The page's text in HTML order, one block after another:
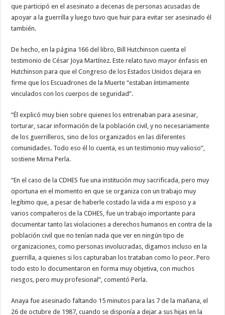
que participó en el asesinato a decenas de personas acusadas de
apoyar a la guerrilla y luego tuvo que huir para evitar ser asesinado él
también.
De hecho, en la página 166 del libro, Bill Hutchinson cuenta el
testimonio de César Joya Martínez. Este relato tuvo mayor énfasis en
Hutchinson para que el Congreso de los Estados Unidos dejara en
firme que los Escuadrones de la Muerte “estaban íntimamente
vinculados con los cuerpos de seguridad”.
“Él explicó muy bien sobre quienes los entrenaban para asesinar,
torturar, sacar información de la población civil, y no necesariamente
de los guerrilleros, sino de los organizados en las diferentes
comunidades. Todo eso él lo cuenta, es un testimonio muy valioso”,
sostiene Mirna Perla.
“En el caso de la CDHES fue una institución muy sacrificada, pero muy
oportuna en el momento en que se organiza con un trabajo muy
legítimo que, a pesar de haberle costado la vida a mi esposo y a
varios compañeros de la CDHES, fue un trabajo importante para
documentar tanto las violaciones a derechos humanos en contra de la
población civil que no tenían nada que ver en ningún tipo de
organizaciones, como personas involucradas, digamos incluso en la
guerrilla, a quienes si los capturaban los trataban como lo peor. Pero
todo esto lo documentaron en forma muy objetiva, con muchos
riesgos, pero muy profesional”, comentó Perla.
Anaya fue asesinado faltando 15 minutos para las 7 de la mañana, el
26 de octubre de 1987, cuando se disponía a dejar a sus hijas en la